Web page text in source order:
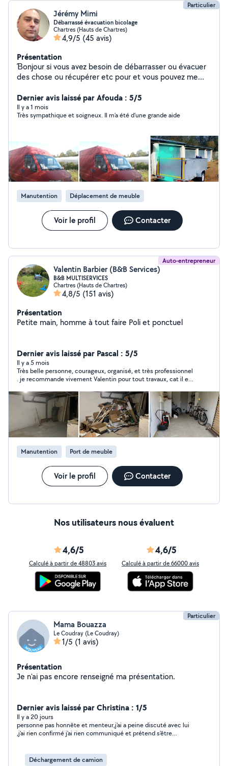
Particulier
Jérémy Mimi
Débarrassé évacuation bicolage
Chartres (Hauts de Chartres)
4,9/5 (45 avis)
Présentation
Ɓonjour si vous avez besoin de débarrasser ou évacuer
des chose ou récupérer etc pour et vous pouvez me
merci
Dernier avis laissé par Afouda : 5/5
Il y a 1 mois
Très sympathique et soigneux. Il m’a été d’une grande aide
Manutention Déplacement de meuble
Voir le profil Contacter
Auto-entrepreneur
Valentin Barbier (B&B Services)
B&B MULTISERVICES
Chartres (Hauts de Chartres)
4,8/5 (151 avis)
Présentation
Petite main, homme à tout faire Poli et ponctuel
Dernier avis laissé par Pascal : 5/5
Il y a 5 mois
Très belle personne, courageux, organisé, et très professionnel
. je recommande vivement Valentin pour tout travaux, cat il est
votre aide précieuse pour mon déménagement.
Manutention Port de meuble
Voir le profil Contacter
Nos utilisateurs nous évaluent
4,6/5
Calculé à partir de 48803 avis
4,6/5
Calculé à partir de 66000 avis
Particulier
Mama Bouazza
Le Coudray (Le Coudray)
1/5 (1 avis)
Présentation
Je n'ai pas encore renseigné ma présentation.
Dernier avis laissé par Christina : 1/5
Il y a 20 jours
personne pas honnête et menteur,j'ai a peine discuté avec lui
,j'ai rien confirmé j'ai rien communiqué et prétend s'être
Déchargement de camion